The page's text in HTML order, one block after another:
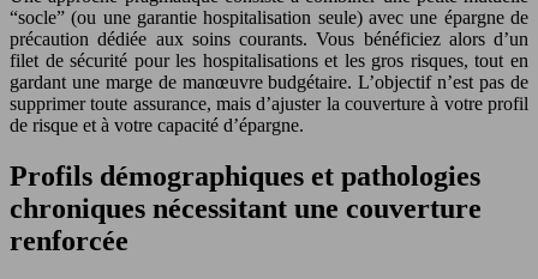
“socle” (ou une garantie hospitalisation seule) avec une épargne de
précaution dédiée aux soins courants. Vous bénéficiez alors d’un
filet de sécurité pour les hospitalisations et les gros risques, tout en
gardant une marge de manœuvre budgétaire. L’objectif n’est pas de
supprimer toute assurance, mais d’ajuster la couverture à votre profil
de risque et à votre capacité d’épargne.
Profils démographiques et pathologies
chroniques nécessitant une couverture
renforcée